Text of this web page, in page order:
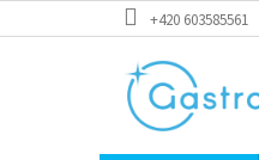
na
+420 603585561